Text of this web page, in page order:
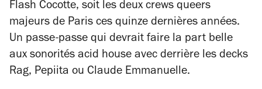
Flash Cocotte, soit les deux crews queers
majeurs de Paris ces quinze dernières années.
Un passe-passe qui devrait faire la part belle
aux sonorités acid house avec derrière les decks
Rag, Pepiita ou Claude Emmanuelle.